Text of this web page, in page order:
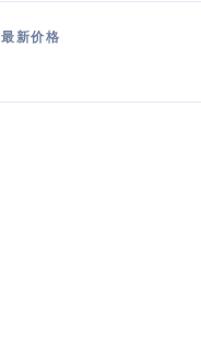
最新价格